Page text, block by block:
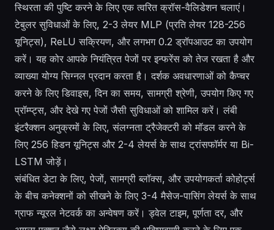
स्थिरता की पुष्टि करने के लिए एक त्वरित क्रॉस-वैलिडेशन चलाएं।
टेबुलर सुविधाओं के लिए, 2-3 लेयर MLP (प्रति लेयर 128-256
यूनिट्स), ReLU सक्रियण, और लगभग 0.2 ड्रॉपआउट का उपयोग
करें। यह कोर आपके नियंत्रित पेजों पर इन्फरेंस को तेज रखता है और
व्याख्या योग्य सिग्नल प्रदान करता है। दर्शक अवधारणाओं को कैप्चर
करने के लिए डिवाइस, दिन का समय, सामग्री श्रेणी, उपयोग किए गए
प्रॉम्प्ट्स, और देखे गए पेजों जैसी सुविधाओं को शामिल करें। लंबी
इंटरैक्शन अनुक्रमों के लिए, संलग्नता ट्रैजेक्टरी को मॉडल करने के
लिए 256 हिडन यूनिट्स और 2-4 लेयर्स के साथ ट्रांसफॉर्मर या Bi-
LSTM जोड़ें।
संबंधित डेटा के लिए, पेजों, सामग्री ब्लॉक्स, और उपयोगकर्ता कोहोर्ट्स
के बीच कनेक्शनों को सीखने के लिए 3-4 मैसेज-पासिंग लेयर्स के साथ
ग्राफ न्यूरल नेटवर्क का अन्वेषण करें। ड्वेल टाइम, पूर्णता दर, और